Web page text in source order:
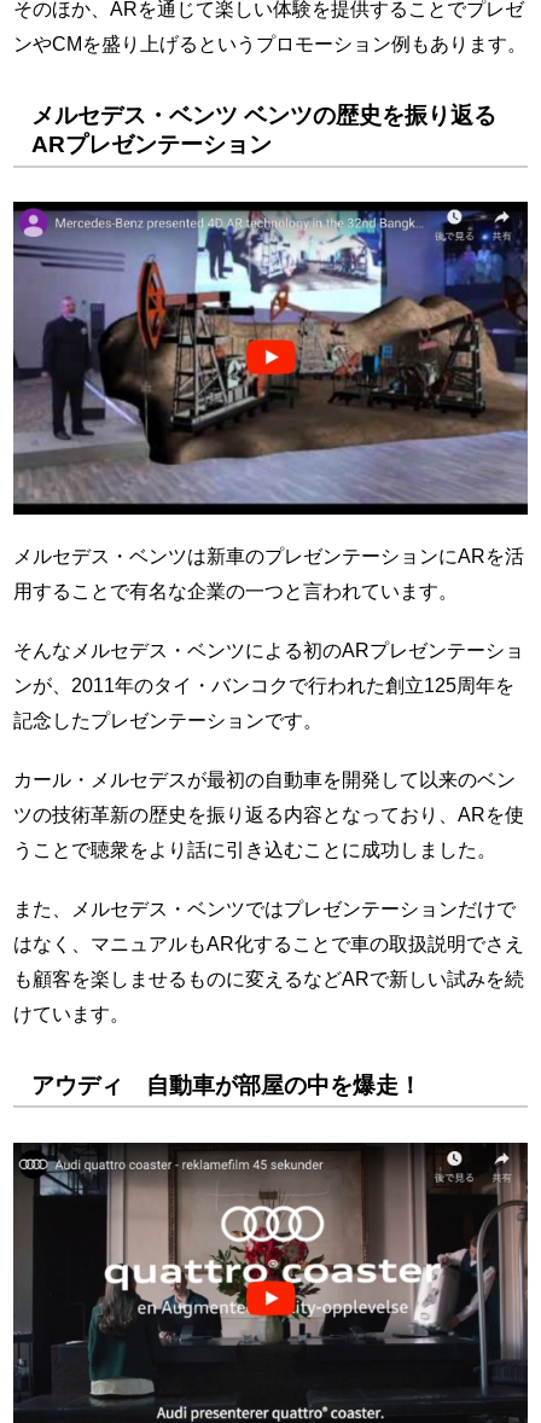
そのほか、ARを通じて楽しい体験を提供することでプレゼ
ンやCMを盛り上げるというプロモーション例もあります。
メルセデス・ベンツ ベンツの歴史を振り返る
ARプレゼンテーション
メルセデス・ベンツは新車のプレゼンテーションにARを活
用することで有名な企業の一つと言われています。
そんなメルセデス・ベンツによる初のARプレゼンテーショ
ンが、2011年のタイ・バンコクで行われた創立125周年を
記念したプレゼンテーションです。
カール・メルセデスが最初の自動車を開発して以来のベン
ツの技術革新の歴史を振り返る内容となっており、ARを使
うことで聴衆をより話に引き込むことに成功しました。
また、メルセデス・ベンツではプレゼンテーションだけで
はなく、マニュアルもAR化することで車の取扱説明でさえ
も顧客を楽しませるものに変えるなどARで新しい試みを続
けています。
アウディ 自動車が部屋の中を爆走！